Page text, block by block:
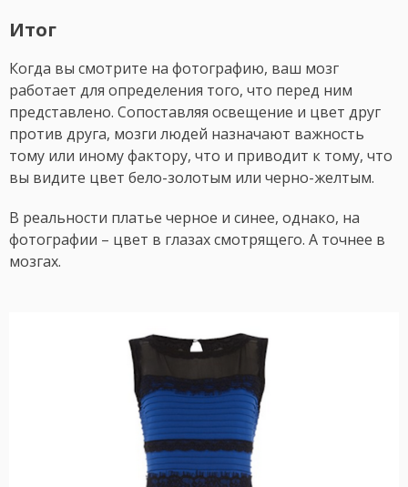
Итог
Когда вы смотрите на фотографию, ваш мозг
работает для определения того, что перед ним
представлено. Сопоставляя освещение и цвет друг
против друга, мозги людей назначают важность
тому или иному фактору, что и приводит к тому, что
вы видите цвет бело-золотым или черно-желтым.
В реальности платье черное и синее, однако, на
фотографии – цвет в глазах смотрящего. А точнее в
мозгах.